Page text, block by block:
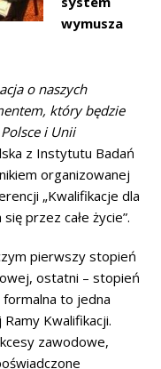
wymusza
o naszych
który będzie
i Unii
z Instytutu Badań
organizowanej
„Kwalifikacje dla
przez całe życie”.
pierwszy stopień
ostatni – stopień
formalna to jedna
Kwalifikacji.
zawodowe,